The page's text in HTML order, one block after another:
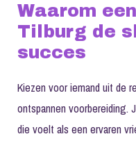
Waarom
Tilburg de
succes
Kiezen voor iemand uit de
ontspannen voorbereiding.
die voelt als een ervaren